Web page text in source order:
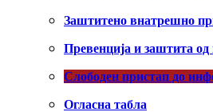
Заштитено внатрешно
Превенција и заштита од
Слободен пристап до
Огласна табла